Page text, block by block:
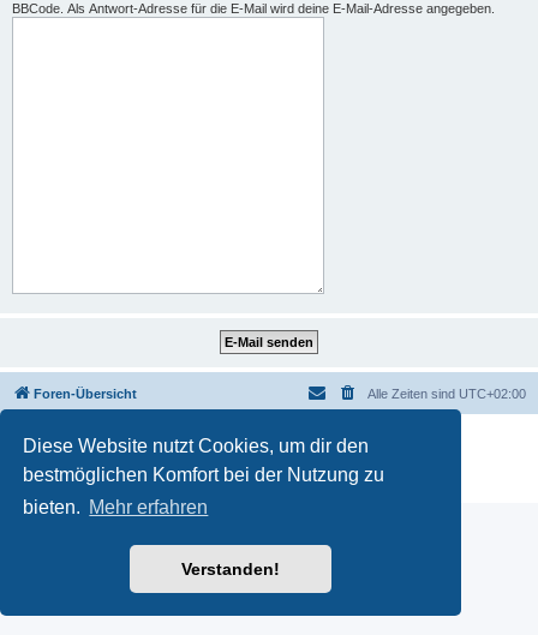
Diese Website nutzt Cookies, um dir den
bestmöglichen Komfort bei der Nutzung zu
bieten. Mehr erfahren
Verstanden!
BBCode. Als Antwort-Adresse für die E-Mail wird deine E-Mail-Adresse angegeben.
Foren-Übersicht Alle Zeiten sind UTC+02:00
Powered by phpBB
® Forum Software © phpBB Limited
Deutsche Übersetzung durch
Datenschutz|Nutzungsbedingungen